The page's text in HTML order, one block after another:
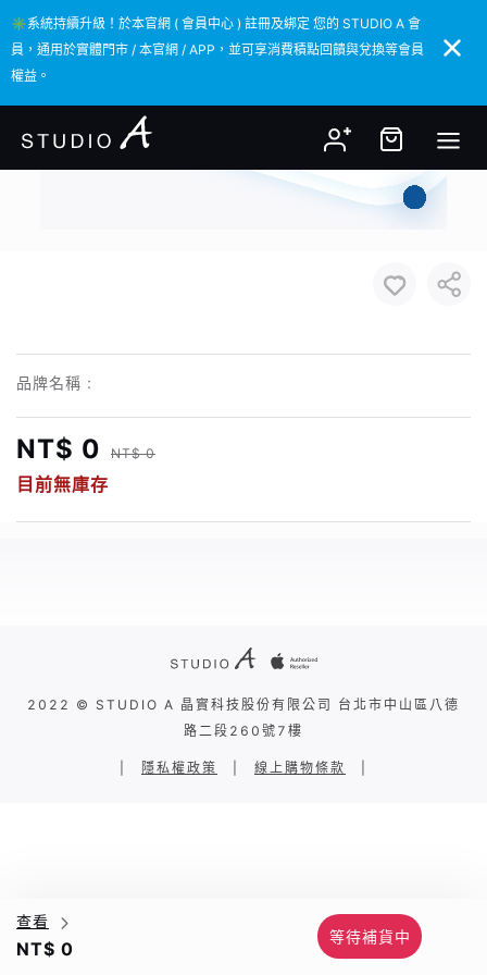
✳️系統持續升級！於本官網 ( 會員中心 ) 註冊及綁定 您的 STUDIO A 會
員，通用於實體門市 / 本官網 / APP，並可享消費積點回饋與兌換等會員
權益。
✳️系統持續升級！於本官網 ( 會員中心 ) 註冊及綁定 您的 STUDIO A 會
員，通用於實體門市 / 本官網 / APP，並可享消費積點回饋與兌換等會員
權益。
品牌名稱 :
NT$ 0 NT$ 0
目前無庫存
查看
NT$ 0
等待補貨中
2022 © STUDIO A 晶實科技股份有限公司 台北市中山區八德
路二段260號7樓
隱私權政策 線上購物條款